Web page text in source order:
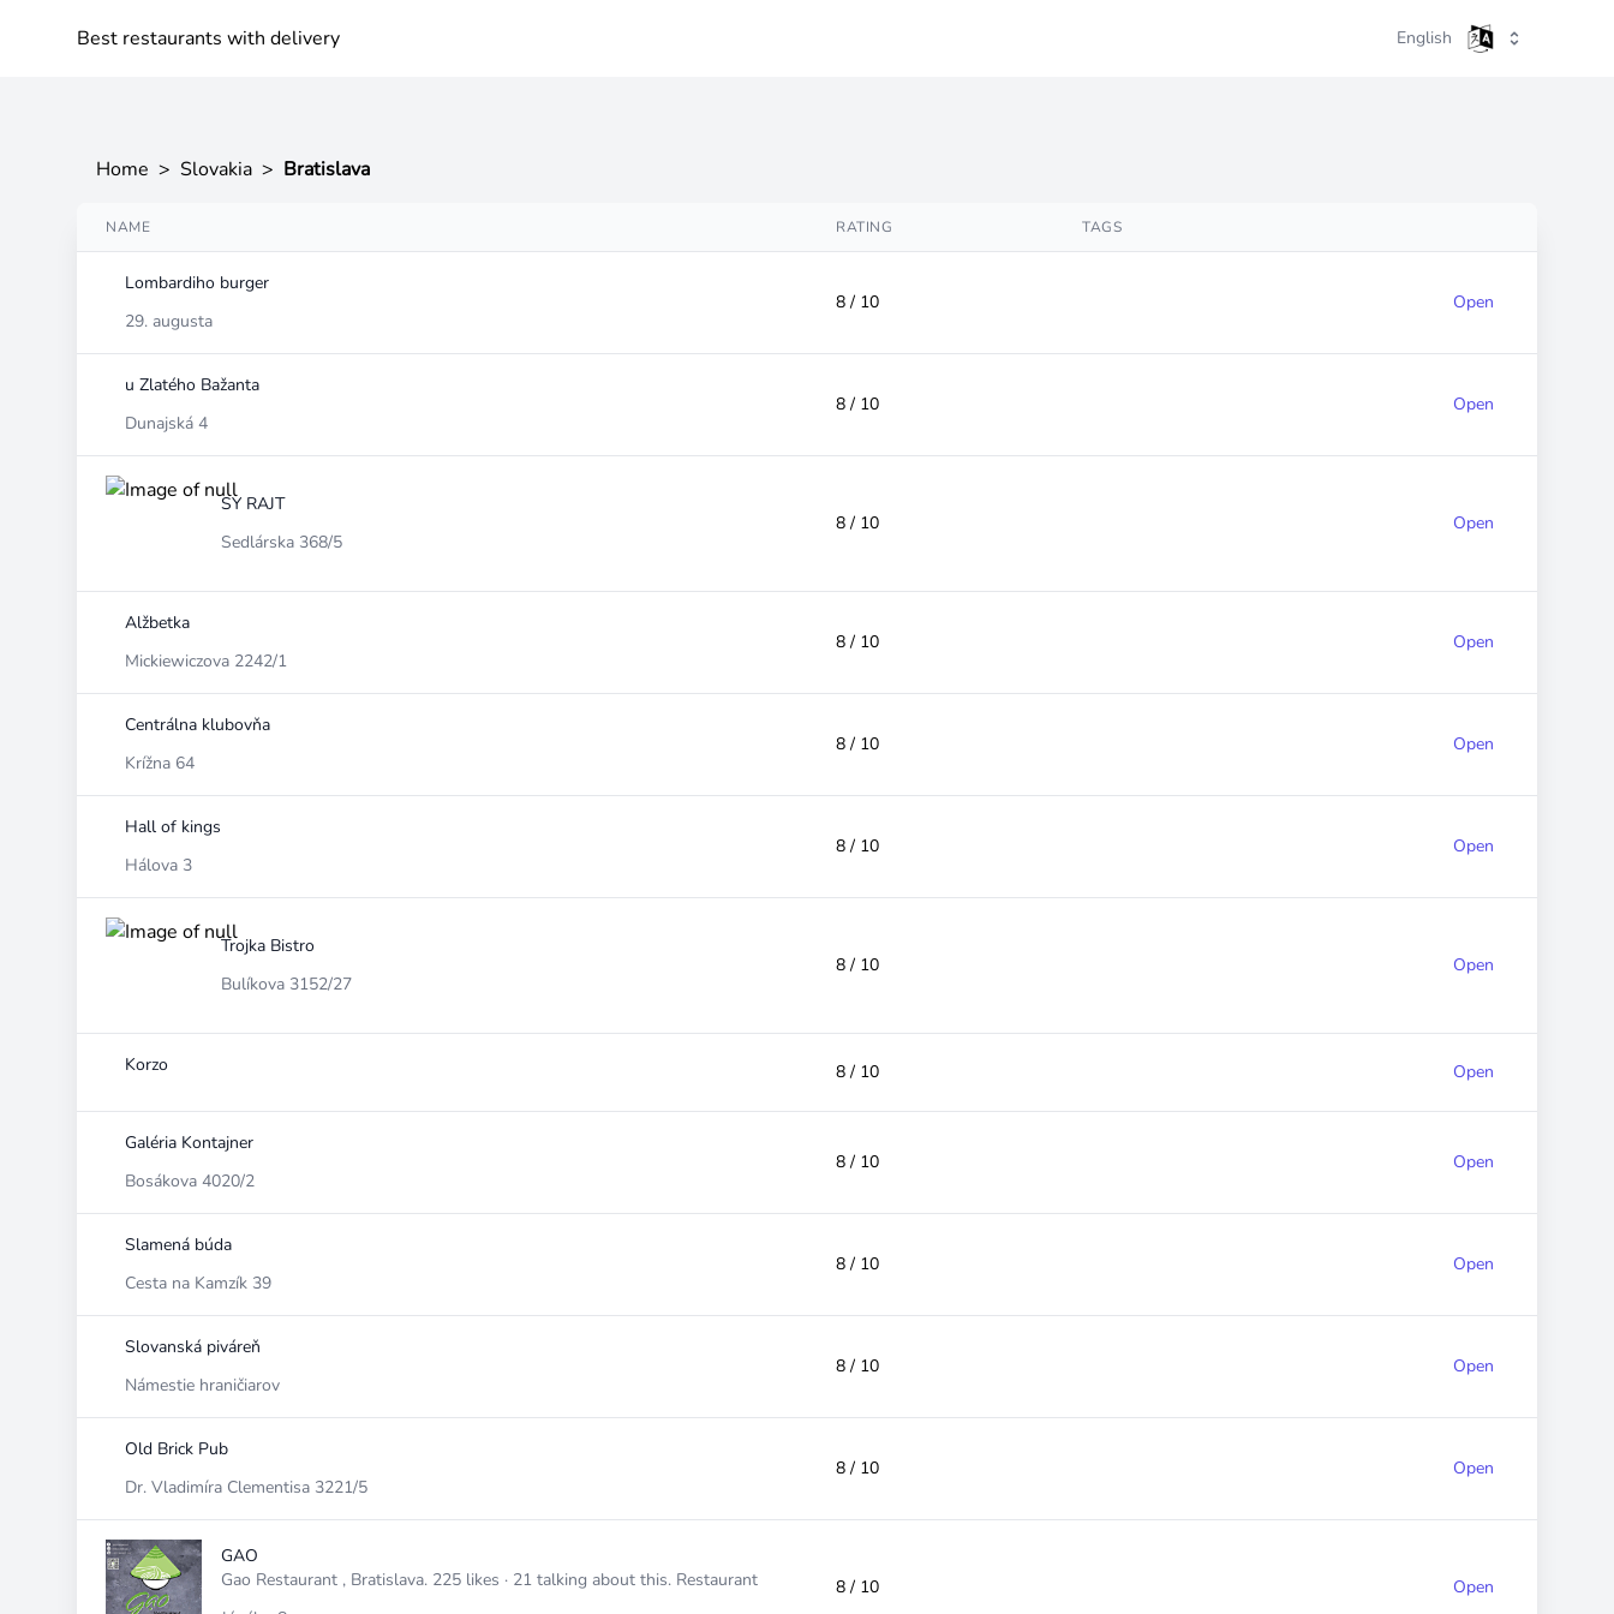
Best restaurants with delivery English
Home > Slovakia > Bratislava
NAME RATING TAGS
Lombardiho burger
29. augusta
8 / 10 Open
u Zlatého Bažanta
Dunajská 4
8 / 10 Open
SY RAJT
Sedlárska 368/5
8 / 10 Open
Alžbetka
Mickiewiczova 2242/1
8 / 10 Open
Centrálna klubovňa
Krížna 64
8 / 10 Open
Hall of kings
Hálova 3
8 / 10 Open
Trojka Bistro
Bulíkova 3152/27
8 / 10 Open
Korzo 8 / 10 Open
Galéria Kontajner
Bosákova 4020/2
8 / 10 Open
Slamená búda
Cesta na Kamzík 39
8 / 10 Open
Slovanská piváreň
Námestie hraničiarov
8 / 10 Open
Old Brick Pub
Dr. Vladimíra Clementisa 3221/5
8 / 10 Open
GAO
Gao Restaurant , Bratislava. 225 likes · 21 talking about this. Restaurant
8 / 10 Open